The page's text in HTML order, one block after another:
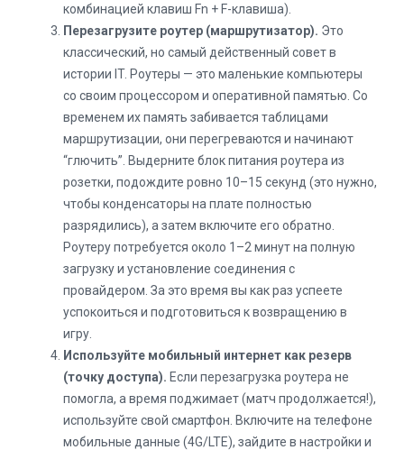
комбинацией клавиш Fn + F-клавиша).
Перезагрузите роутер (маршрутизатор). Это
классический, но самый действенный совет в
истории IT. Роутеры — это маленькие компьютеры
со своим процессором и оперативной памятью. Со
временем их память забивается таблицами
маршрутизации, они перегреваются и начинают
“глючить”. Выдерните блок питания роутера из
розетки, подождите ровно 10–15 секунд (это нужно,
чтобы конденсаторы на плате полностью
разрядились), а затем включите его обратно.
Роутеру потребуется около 1–2 минут на полную
загрузку и установление соединения с
провайдером. За это время вы как раз успеете
успокоиться и подготовиться к возвращению в
игру.
Используйте мобильный интернет как резерв
(точку доступа). Если перезагрузка роутера не
помогла, а время поджимает (матч продолжается!),
используйте свой смартфон. Включите на телефоне
мобильные данные (4G/LTE), зайдите в настройки и